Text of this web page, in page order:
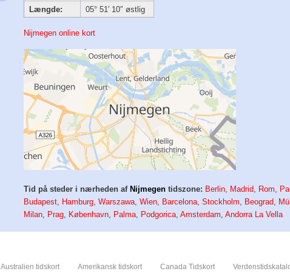
Længde:
05° 51′ 10″ østlig
Nijmegen online kort
Tid på steder i nærheden af Nijmegen tidszone: Berlin, Madrid, Rom,
Budapest, Hamburg,Warszawa,Wien, Barcelona,Stockholm, Beograd,
Milan, Prag, København, Palma, Podgorica,Amsterdam,Andorra La Vella
Australien tidskort Amerikansk tidskort Canada Tidskort